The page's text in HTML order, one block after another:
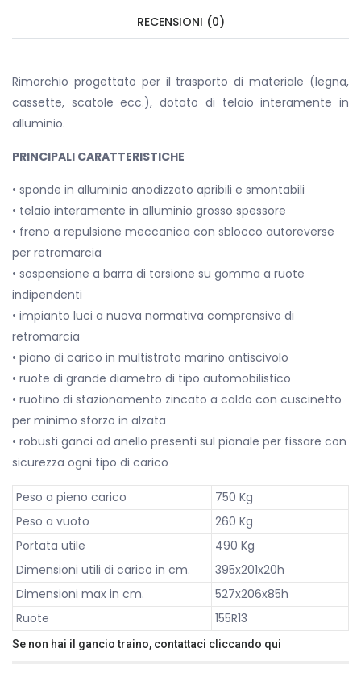
RECENSIONI (0)
Rimorchio progettato per il trasporto di materiale (legna,
cassette, scatole ecc.), dotato di telaio interamente in
alluminio.
PRINCIPALI CARATTERISTICHE
• sponde in alluminio anodizzato apribili e smontabili
• telaio interamente in alluminio grosso spessore
• freno a repulsione meccanica con sblocco autoreverse
per retromarcia
• sospensione a barra di torsione su gomma a ruote
indipendenti
• impianto luci a nuova normativa comprensivo di
retromarcia
• piano di carico in multistrato marino antiscivolo
• ruote di grande diametro di tipo automobilistico
• ruotino di stazionamento zincato a caldo con cuscinetto
per minimo sforzo in alzata
• robusti ganci ad anello presenti sul pianale per fissare con
sicurezza ogni tipo di carico
Peso a pieno carico
750 Kg
Peso a vuoto
260 Kg
Portata utile
490 Kg
Dimensioni utili di carico in cm.
395x201x20h
Dimensioni max in cm.
527x206x85h
Ruote
155R13
Se non hai il gancio traino, contattaci cliccando qui